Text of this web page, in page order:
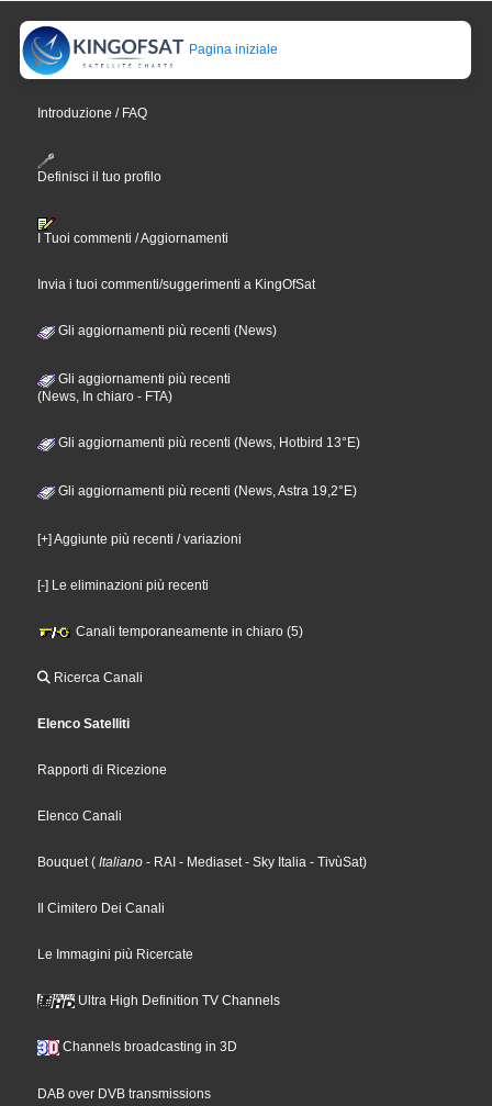
Pagina iniziale
Introduzione / FAQ
Definisci il tuo profilo
I Tuoi commenti / Aggiornamenti
Invia i tuoi commenti/suggerimenti a KingOfSat
Gli aggiornamenti più recenti (News)
Gli aggiornamenti più recenti
(News, In chiaro - FTA)
Gli aggiornamenti più recenti (News, Hotbird 13°E)
Gli aggiornamenti più recenti (News, Astra 19,2°E)
[+] Aggiunte più recenti / variazioni
[-] Le eliminazioni più recenti
Canali temporaneamente in chiaro (5)
Ricerca Canali
Elenco Satelliti
Rapporti di Ricezione
Elenco Canali
Bouquet ( Italiano - RAI - Mediaset - Sky Italia - TivùSat)
Il Cimitero Dei Canali
Le Immagini più Ricercate
Ultra High Definition TV Channels
Channels broadcasting in 3D
DAB over DVB transmissions